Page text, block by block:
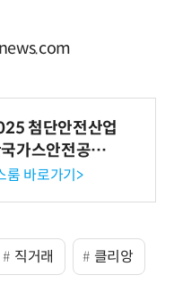
첨단안전산업
가스안전공사
룸 바로가기>
직거래 클리앙